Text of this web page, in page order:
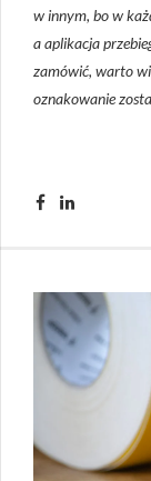
w innym, bo w
a aplikacja
zamówić, warto
oznakowanie